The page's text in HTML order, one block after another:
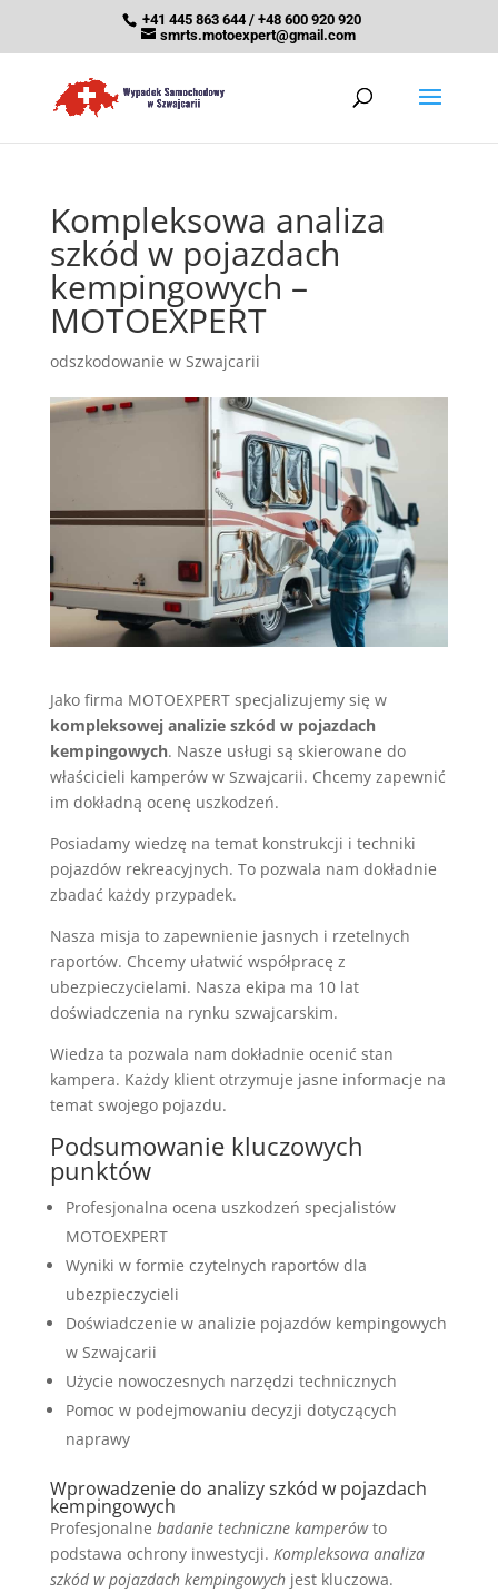
+41 445 863 644 / +48 600 920 920
smrts.motoexpert@gmail.com
Kompleksowa analiza
szkód w pojazdach
kempingowych –
MOTOEXPERT
odszkodowanie w Szwajcarii
Jako firma MOTOEXPERT specjalizujemy się w
kompleksowej analizie szkód w pojazdach
kempingowych. Nasze usługi są skierowane do
właścicieli kamperów w Szwajcarii. Chcemy zapewnić
im dokładną ocenę uszkodzeń.
Posiadamy wiedzę na temat konstrukcji i techniki
pojazdów rekreacyjnych. To pozwala nam dokładnie
zbadać każdy przypadek.
Nasza misja to zapewnienie jasnych i rzetelnych
raportów. Chcemy ułatwić współpracę z
ubezpieczycielami. Nasza ekipa ma 10 lat
doświadczenia na rynku szwajcarskim.
Wiedza ta pozwala nam dokładnie ocenić stan
kampera. Każdy klient otrzymuje jasne informacje na
temat swojego pojazdu.
Podsumowanie kluczowych
punktów
Profesjonalna ocena uszkodzeń specjalistów
MOTOEXPERT
Wyniki w formie czytelnych raportów dla
ubezpieczycieli
Doświadczenie w analizie pojazdów kempingowych
w Szwajcarii
Użycie nowoczesnych narzędzi technicznych
Pomoc w podejmowaniu decyzji dotyczących
naprawy
Wprowadzenie do analizy szkód w pojazdach
kempingowych
Profesjonalne badanie techniczne kamperówto
podstawa ochrony inwestycji. Kompleksowa analiza
szkód w pojazdach kempingowychjest kluczowa.